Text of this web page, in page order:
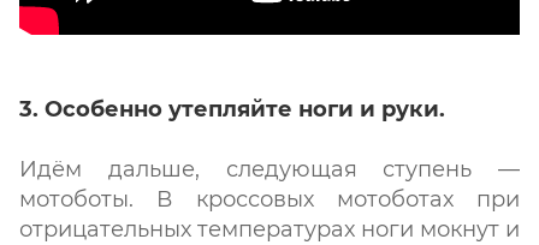
3. Особенно утепляйте ноги и руки.
Идём дальше, следующая ступень —
мотоботы. В кроссовых мотоботах при
отрицательных температурах ноги мокнут и